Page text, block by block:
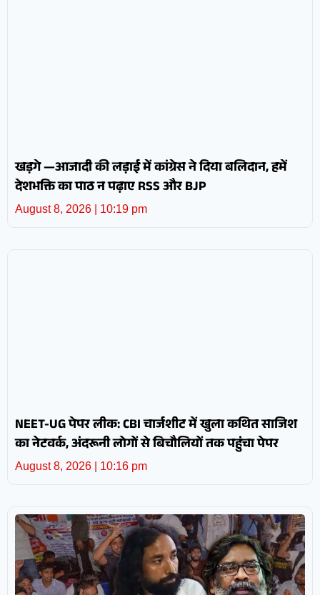
खड़गे —आजादी की लड़ाई में कांग्रेस ने दिया बलिदान, हमें
देशभक्ति का पाठ न पढ़ाए RSS और BJP
August 8, 2026 10:19 pm
NEET-UG पेपर लीक: CBI चार्जशीट में खुला कथित साजिश
का नेटवर्क, अंदरूनी लोगों से बिचौलियों तक पहुंचा पेपर
August 8, 2026 10:16 pm